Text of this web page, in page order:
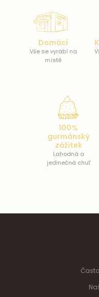
Domácí
Vše se vyrábí na
místě
100%
gurmánský
zážitek
Lahodná a
jedinečná chuť